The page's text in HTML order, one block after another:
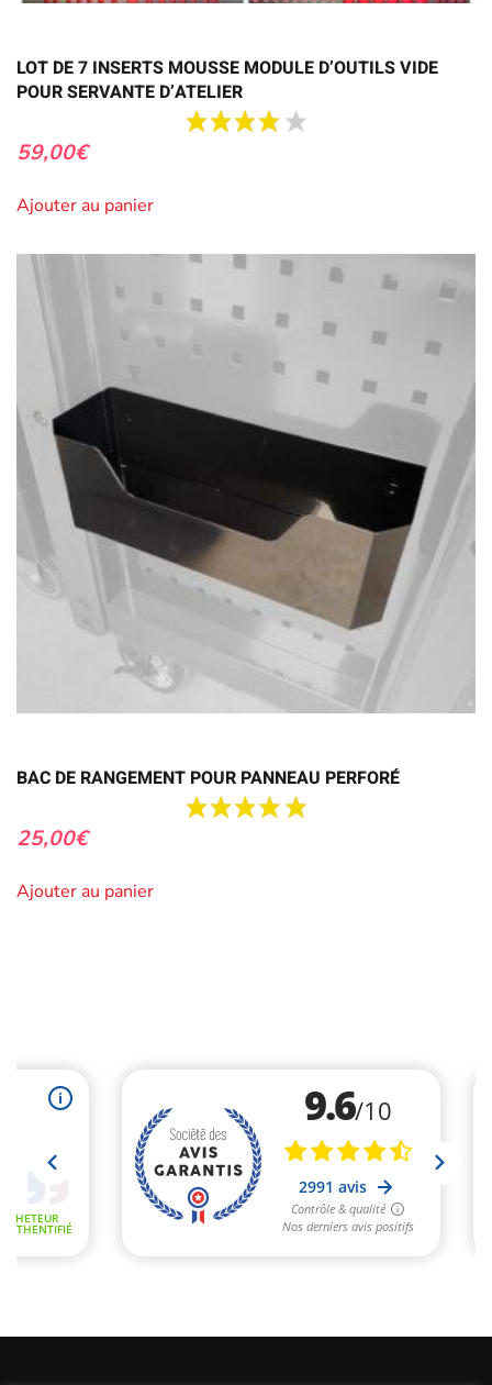
LOT DE 7 INSERTS MOUSSE MODULE D’OUTILS VIDE
POUR SERVANTE D’ATELIER
59,00€
Ajouter au panier
BAC DE RANGEMENT POUR PANNEAU PERFORÉ
25,00€
Ajouter au panier